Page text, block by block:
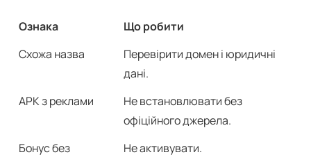
Ознака
Що робити
Схожа назва
Перевірити домен і юридичні
дані.
APK з реклами
Не встановлювати без
офіційного джерела.
Бонус без
Не активувати.